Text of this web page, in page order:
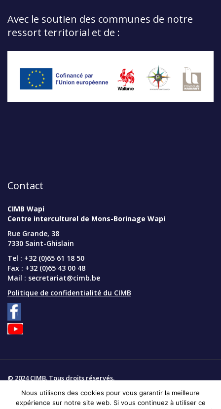
Avec le soutien des communes de notre
ressort territorial et de :
Contact
CIMB Wapi
Centre interculturel de Mons-Borinage Wapi
Rue Grande, 38
7330 Saint-Ghislain
Tel : +32 (0)65 61 18 50
Fax : +32 (0)65 43 00 48
Mail : secretariat@cimb.be
Politique de confidentialité du CIMB
© 2024 CIMB. Tous droits réservés.
Plan du site
Nous utilisons des cookies pour vous garantir la meilleure
expérience sur notre site web. Si vous continuez à utiliser ce